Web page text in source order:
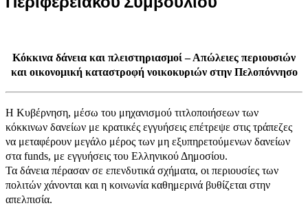
Κόκκινα δάνεια και πλειστηριασμοί – Απώλειες περιουσιών
και οικονομική καταστροφή νοικοκυριών στην Πελοπόννησο
Η Κυβέρνηση, μέσω του μηχανισμού τιτλοποιήσεων των
κόκκινων δανείων με κρατικές εγγυήσεις επέτρεψε στις τράπεζες
να μεταφέρουν μεγάλο μέρος των μη εξυπηρετούμενων δανείων
στα funds, με εγγυήσεις του Ελληνικού Δημοσίου.
Τα δάνεια πέρασαν σε επενδυτικά σχήματα, οι περιουσίες των
πολιτών χάνονται και η κοινωνία καθημερινά βυθίζεται στην
απελπισία.